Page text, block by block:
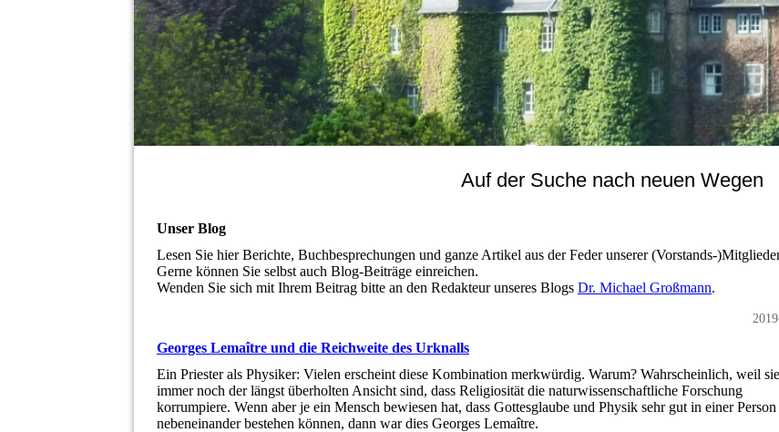
Auf der Suche nach neuen Wegen
Unser Blog
Lesen Sie hier Berichte, Buchbesprechungen und ganze Artikel aus der Feder unserer (Vorstands-
Gerne können Sie selbst auch Blog-Beiträge einreichen.
Wenden Sie sich mit Ihrem Beitrag bitte an den Redakteur unseres Blogs Dr. Michael Großmann.
Georges Lemaître und die Reichweite des Urknalls
Ein Priester als Physiker: Vielen erscheint diese Kombination merkwürdig. Warum? Wahrscheinlich, weil sie
immer noch der längst überholten Ansicht sind, dass Religiosität die naturwissenschaftliche Forschung
korrumpiere. Wenn aber je ein Mensch bewiesen hat, dass Gottesglaube und Physik sehr gut in einer Person
nebeneinander bestehen können, dann war dies Georges Lemaître.